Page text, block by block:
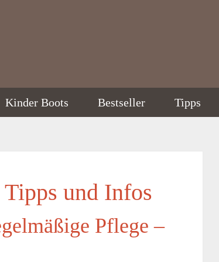
Kinder Boots Bestseller Tipps
und Infos
Pflege –